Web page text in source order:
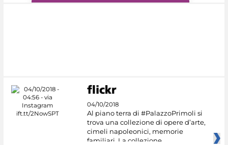
04/10/2018
Al piano terra di #PalazzoPrimoli si
trova una collezione di opere d’arte,
cimeli napoleonici, memorie
familiari. La collezione